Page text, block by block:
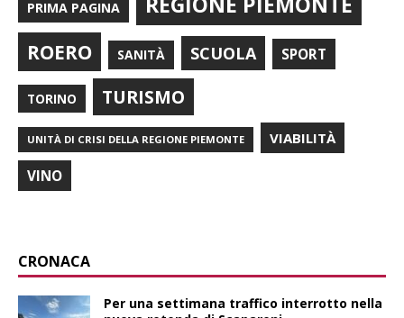
PRIMA PAGINA
ROERO SANITÀ SCUOLA SPORT
TORINO TURISMO
UNITÀ DI CRISI DELLA REGIONE PIEMONTE VIABILITÀ
VINO
CRONACA
Per una settimana traffico interrotto nella